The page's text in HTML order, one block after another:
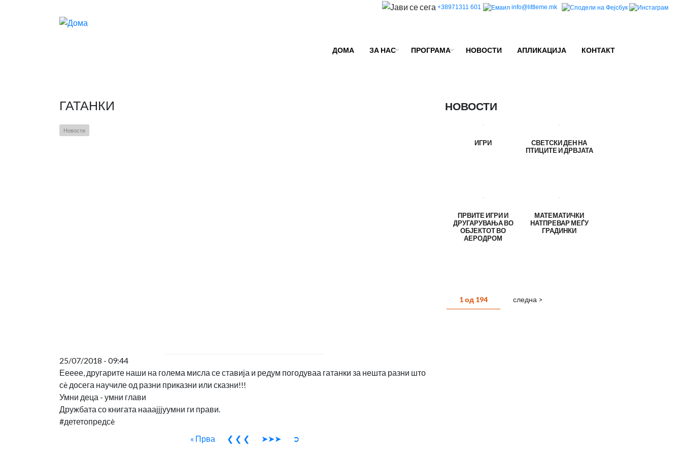
+38971311 601 info@littleme.mk
Skip to main content
ДОМА ЗА НАС ПРОГРАМА НОВОСТИ АПЛИКАЦИЈА КОНТАКТ
ГАТАНКИ
Новости
25/07/2018 - 09:44
Еееее, другарите наши на голема мисла се ставија и редум погодуваа гатанки за нешта разни што
сè досега научиле од разни приказни или сказни!!!
Умни деца - умни глави
Дружбата со книгата нааајјјуумни ги прави.
#дететопредсè
« Прва
❮ ❮ ❮ ➤➤➤ ➲
НОВОСТИ
ИГРИ
СВЕТСКИ ДЕН НА
ПТИЦИТЕ И ДРВЈАТА
ПРВИТЕ ИГРИ И
ДРУГАРУВАЊА ВО
ОБЈЕКТОТ ВО
АЕРОДРОМ
МАТЕМАТИЧКИ
НАТПРЕВАР МЕЃУ
ГРАДИНКИ
1 од 194 следна >